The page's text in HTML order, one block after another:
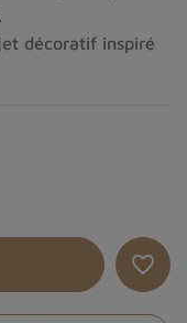
décoratif inspiré
favorite_border